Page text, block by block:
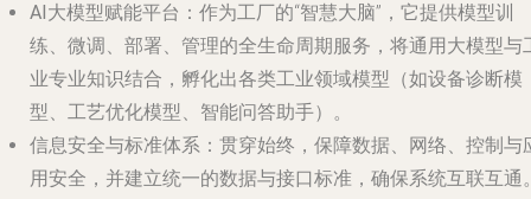
AI大模型赋能平台 ：作为工厂的“智慧大脑”，它提供模型训
练、微调、部署、管理的全生命周期服务，将通用大模型与
业专业知识结合，孵化出各类工业领域模型（如设备诊断模
型、工艺优化模型、智能问答助手）。
信息安全与标准体系 ：贯穿始终，保障数据、网络、控制与
用安全，并建立统一的数据与接口标准，确保系统互联互通